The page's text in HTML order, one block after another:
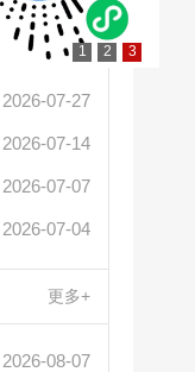
2026-08-06
2026-07-31
2026-07-27
2026-07-14
2026-07-07
2026-07-04
更多+
2026-08-07
1 2 3